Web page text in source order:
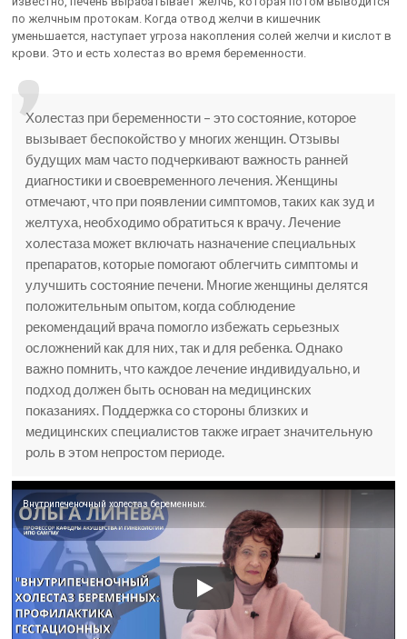
по желчным протокам. Когда отвод желчи в кишечник
уменьшается, наступает угроза накопления солей желчи и кислот в
крови. Это и есть холестаз во время беременности.
Холестаз при беременности – это состояние, которое
вызывает беспокойство у многих женщин. Отзывы
будущих мам часто подчеркивают важность ранней
диагностики и своевременного лечения. Женщины
отмечают, что при появлении симптомов, таких как зуд и
желтуха, необходимо обратиться к врачу. Лечение
холестаза может включать назначение специальных
препаратов, которые помогают облегчить симптомы и
улучшить состояние печени. Многие женщины делятся
положительным опытом, когда соблюдение
рекомендаций врача помогло избежать серьезных
осложнений как для них, так и для ребенка. Однако
важно помнить, что каждое лечение индивидуально, и
подход должен быть основан на медицинских
показаниях. Поддержка со стороны близких и
медицинских специалистов также играет значительную
роль в этом непростом периоде.
Внутрипеченочный холестаз беременных.